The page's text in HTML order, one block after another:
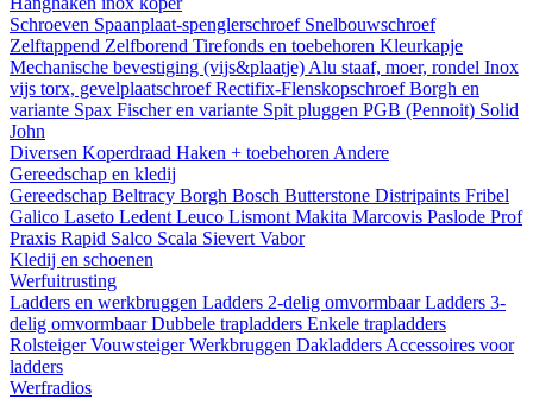
Schroeven Spaanplaat-spenglerschroef Snelbouwschroef
Zelftappend Zelfborend Tirefonds en toebehoren Kleurkapje
Mechanische bevestiging (vijs&plaatje) Alu staaf, moer, rondel Inox
vijs torx, gevelplaatschroefRectifix-FlenskopschroefBorgh en
variante Spax Fischer en variante Spit pluggen PGB (Pennoit) Solid
John
Diversen Koperdraad Haken + toebehoren Andere
Gereedschap en kledij
Gereedschap Beltracy Borgh Bosch Butterstone Distripaints Fribel
Galico Laseto Ledent Leuco Lismont Makita Marcovis Paslode Prof
Praxis Rapid Salco Scala Sievert Vabor
Kledij en schoenen
Werfuitrusting
Ladders en werkbruggen Ladders 2-delig omvormbaarLadders 3-
delig omvormbaarDubbele trapladders Enkele trapladders
RolsteigerVouwsteigerWerkbruggen Dakladders Accessoires voor
ladders
Werfradios